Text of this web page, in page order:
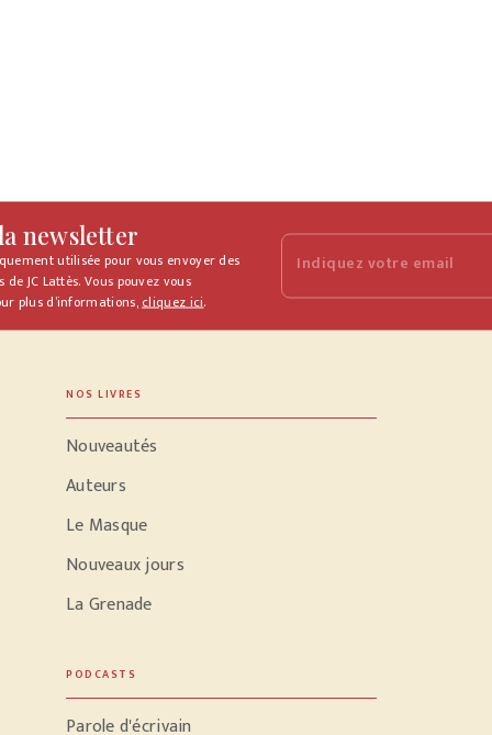
newsletter
utilisée pour vous envoyer des
JC Lattès. Vous pouvez vous
plus d’informations,cliquez ici.
Indiquez votre email
NOS LIVRES
Nouveautés
Auteurs
Le Masque
Nouveaux jours
La Grenade
PODCASTS
Parole d'écrivain